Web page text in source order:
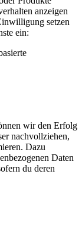
anzeigen
setzen
ein:
wir den Erfolg
nachvollziehen,
Dazu
Daten
du deren